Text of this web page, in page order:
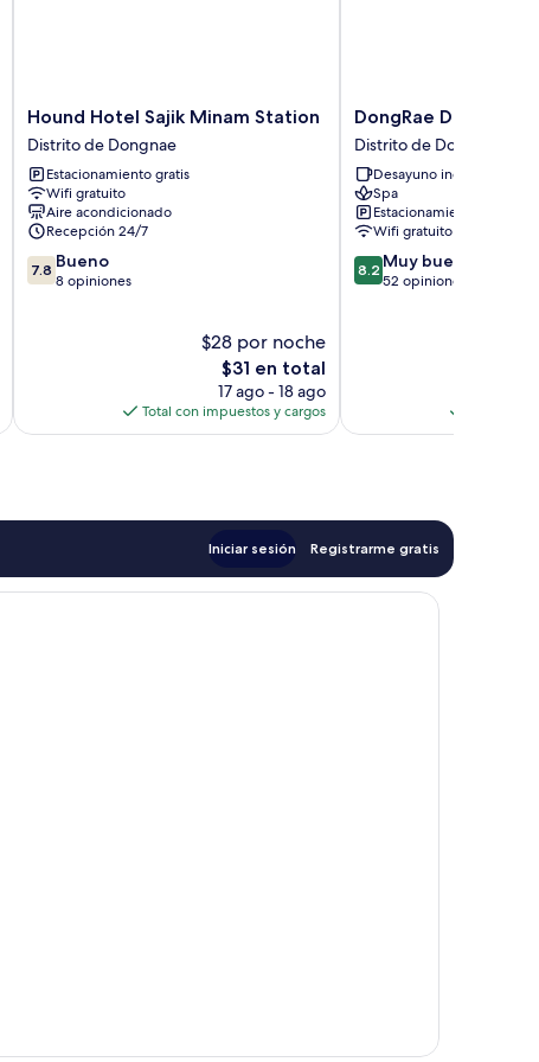
Hound
Hotel
Sajik
Minam
Station
Distrito
de
Dongnae
Hound Hotel Sajik Minam Station
Distrito de Dongnae
Estacionamiento gratis
Wifi gratuito
Aire acondicionado
Recepción 24/7
7.8
de
7.8 Bueno
8 opiniones
$28 por noche
El
precio
actual
es
$31 en total
17 ago - 18 ago
Total con impuestos y cargos
DongRae
Denbasta
Hotel
Distrito
de
Dongnae
DongRae Denbasta
Distrito de Dongnae
Desayuno incluido
Spa
Estacionamiento gratis
Wifi gratuito
8.2
de
8.2 Muy bueno
52 opiniones
Iniciar sesión Registrarme gratis